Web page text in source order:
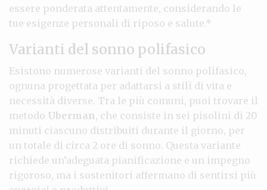
essere ponderata attentamente, considerando le
tue esigenze personali di riposo e salute.*
Varianti del sonno polifasico
Esistono numerose varianti del sonno polifasico,
ognuna progettata per adattarsi a stili di vita e
necessità diverse. Tra le più comuni, puoi trovare il
metodo Uberman, che consiste in sei pisolini di 20
minuti ciascuno distribuiti durante il giorno, per
un totale di circa 2 ore di sonno. Questa variante
richiede un’adeguata pianificazione e un impegno
rigoroso, ma i sostenitori affermano di sentirsi più